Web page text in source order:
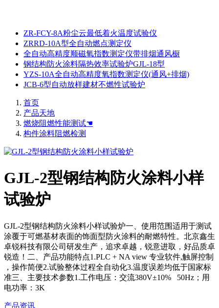
ZR-FCY-8A粉尘云最低着火温度试验仪
ZRRD-10A型全自动燃点测定仪
全自动高精度顺磁氧指数测定仪带排烟通风橱
钢结构防火涂料隔热效率试验炉GJL-18型
YZS-10A全自动高精度氧指数测定仪(通风+排烟)
JCB-6型自动放样建材不燃性试验炉
首页
产品天地
燃烧阻燃性能测试☚
构件涂料阻燃检测
GJL-2型钢结构防火涂料小样
试验炉
GJL-2型钢结构防火涂料小样试验炉一、使用范围适用于测试
涂覆于可燃基材表面的饰面型防火涂料的耐燃特性。北京鑫生
卓锐科技有限公司研发生产，追求卓越，锐意进取，好品质卓
锐造！二、产品功能特点1.PLC + NA view 专业软件,触屏控制
，操作简便2.试验整体过程全自动化3.温度误差均低于国家标
准三、主要技术参数1.工作电压：交流380V±10% 50Hz；用
电功率：3K
产品资讯